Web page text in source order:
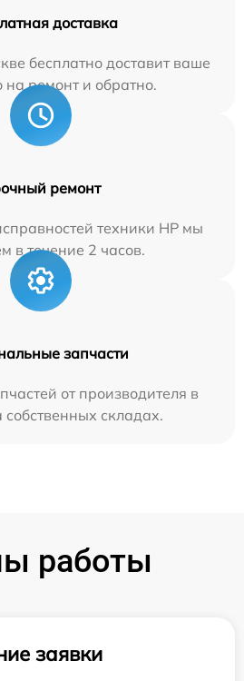
доставка
бесплатно доставит ваше
на ремонт и обратно.
ремонт
техники HP мы
в течение 2 часов.
запчасти
от производителя в
складах.
работы
заявки